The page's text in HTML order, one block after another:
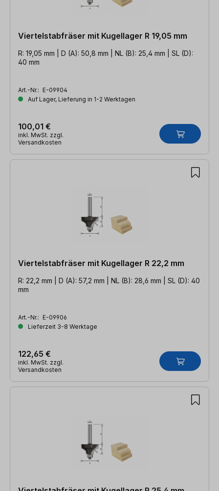
Viertelstabfräser mit Kugellager R 19,05 mm
R: 19,05 mm | D (A): 50,8 mm | NL (B): 25,4 mm | SL (D):
40 mm
Art.-Nr.: E-09904
Auf Lager, Lieferung in 1-2 Werktagen
100,01 €
inkl. MwSt. zzgl.
Versandkosten
Viertelstabfräser mit Kugellager R 22,2 mm
R: 22,2 mm | D (A): 57,2 mm | NL (B): 28,6 mm | SL (D): 40
mm
Art.-Nr.: E-09906
Lieferzeit 3-8 Werktage
122,65 €
inkl. MwSt. zzgl.
Versandkosten